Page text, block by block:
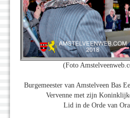
(Foto
Burgemeester van Amstelveen Bas
Vervenne met zijn
Lid in de Orde van